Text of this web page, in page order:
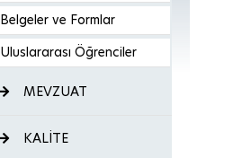
Belgeler ve Formlar
Uluslararası Öğrenciler
MEVZUAT
KALİTE